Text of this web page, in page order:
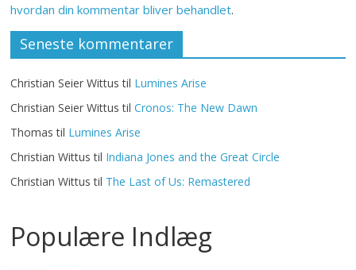
hvordan din kommentar bliver behandlet.
Seneste kommentarer
Christian Seier Wittus til Lumines Arise
Christian Seier Wittus tilCronos: The New Dawn
Thomas til Lumines Arise
Christian Wittus til Indiana Jones and the Great Circle
Christian Wittus til The Last of Us: Remastered
Populære Indlæg